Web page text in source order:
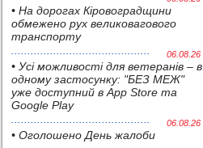
• На дорогах Кіровоградщини
обмежено рух великовагового
транспорту
06.08.26
• Усі можливості для ветеранів – в
одному застосунку: "БЕЗ МЕЖ"
уже доступний в App Store та
Google Play
06.08.26
• Оголошено День жалоби